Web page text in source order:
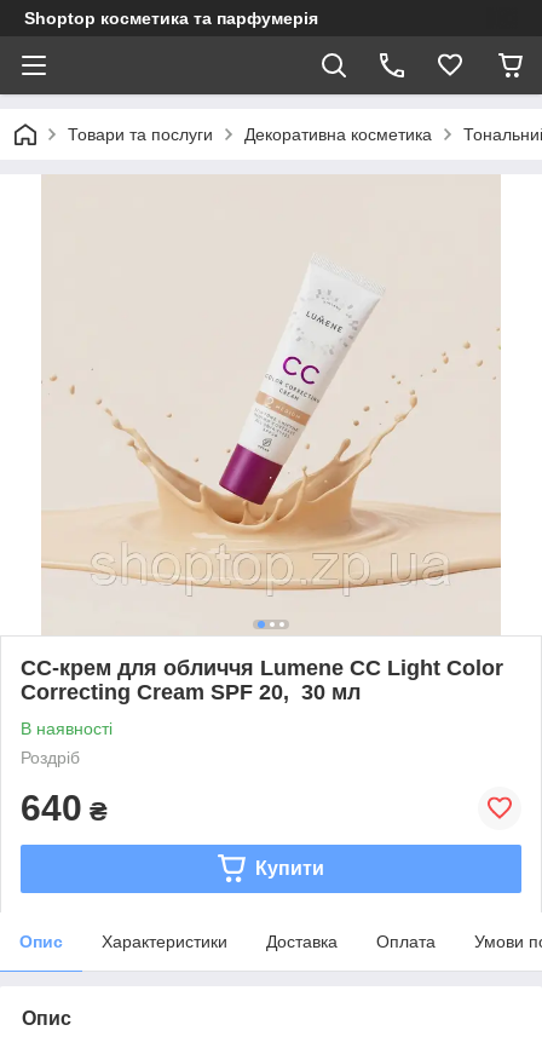
Shoptop косметика та парфумерія
Товари та послуги Декоративна косметика
CC-крем для обличчя Lumene CC Light Color
Correcting Cream SPF 20, 30 мл
В наявності
Роздріб
640 ₴
Купити
Опис Характеристики Доставка Оплата Умови
Опис